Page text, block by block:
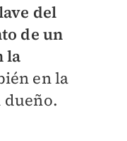
del
de un
la
en la